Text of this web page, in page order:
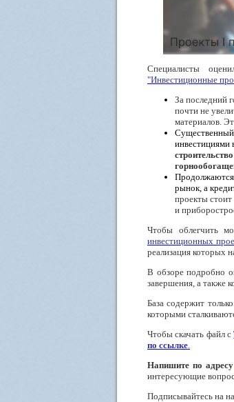
Специалисты
"Инвестиционные
За последний
почти не
материалов.
Существенный
инвестициями
строительство
Продолжаются
рынок, а
проекты
и
Чтобы облегчить
инвестиционных
реализация которых
В обзоре подробно
завершения, а также
База содержит
которыми
Чтобы скачать файл с
по ссылке.
Напишите по
интересующие
Подписывайтесь на